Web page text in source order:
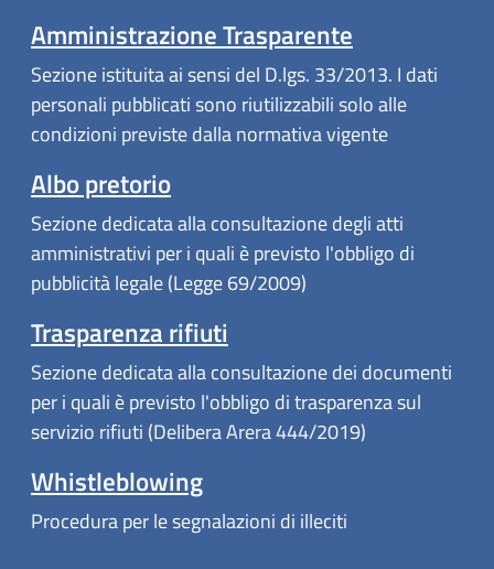
Amministrazione Trasparente
Sezione istituita ai sensi del D.lgs. 33/2013. I dati
personali pubblicati sono riutilizzabili solo alle
condizioni previste dalla normativa vigente
Albo pretorio
Sezione dedicata alla consultazione degli atti
amministrativi per i quali è previsto l'obbligo di
pubblicità legale (Legge 69/2009)
Trasparenza rifiuti
Sezione dedicata alla consultazione dei documenti
per i quali è previsto l'obbligo di trasparenza sul
servizio rifiuti (Delibera Arera 444/2019)
Whistleblowing
Procedura per le segnalazioni di illeciti